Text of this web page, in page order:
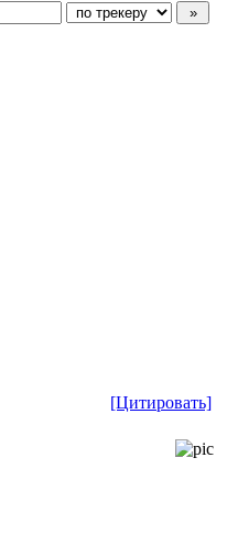
[Цитировать]